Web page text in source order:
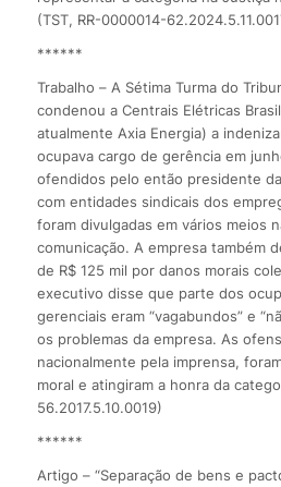
(TST, RR-0000014-
******
Trabalho – A Sétima Turma do
condenou a Centrais Elétricas
atualmente Axia Energia) a
ocupava cargo de gerência em
ofendidos pelo então presidente
com entidades sindicais dos
foram divulgadas em vários meios
comunicação. A empresa também
de R$ 125 mil por danos morais
executivo disse que parte dos
gerenciais eram “vagabundos” e
os problemas da empresa. As
nacionalmente pela imprensa,
moral e atingiram a honra da
56.2017.5.10.0019)
******
Artigo – “Separação de bens e